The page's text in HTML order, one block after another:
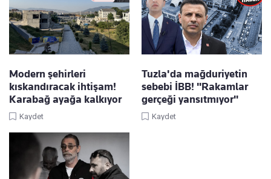
Modern şehirleri
kıskandıracak ihtişam!
Karabağ ayağa kalkıyor
Kaydet
Tuzla'da mağduriyetin
sebebi İBB! "Rakamlar
gerçeği yansıtmıyor"
Kaydet